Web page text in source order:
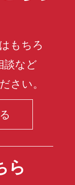
もちろ
談など
さい。
ら